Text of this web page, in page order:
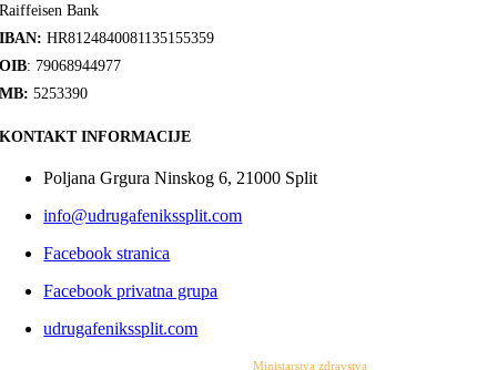
Raiffeisen Bank
IBAN: HR8124840081135155359
OIB: 79068944977
MB: 5253390
KONTAKT INFORMACIJE
Poljana Grgura Ninskog 6, 21000 Split
info@udrugafenikssplit.com
Facebook stranica
Facebook privatna grupa
udrugafenikssplit.com
Ministarstva zdravstva